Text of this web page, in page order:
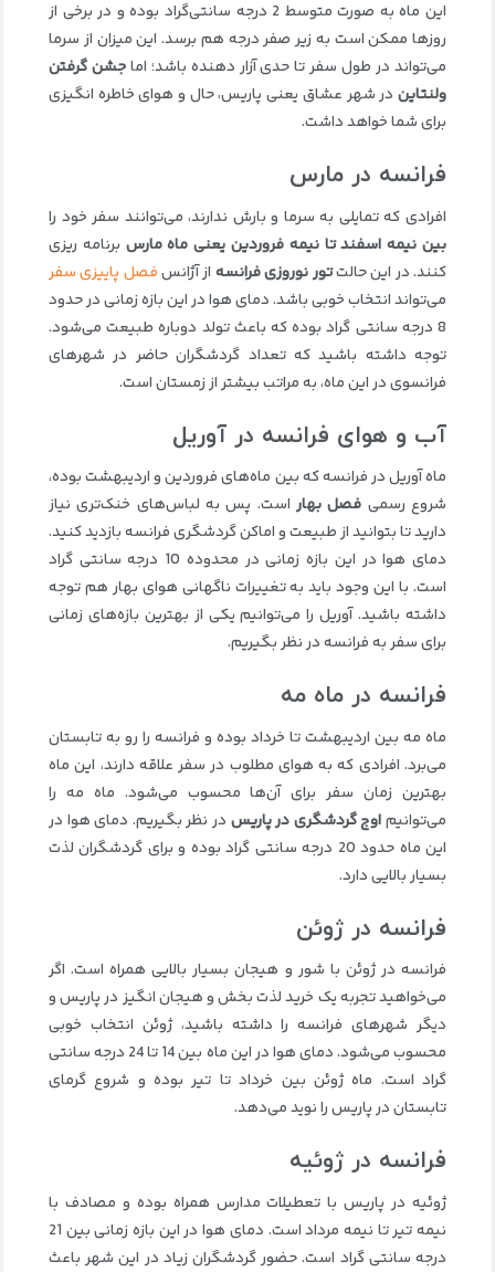
این ماه به صورت متوسط 2 درجه سانتی‌گراد بوده و در برخی از
روزها ممکن است به زیر صفر درجه هم برسد. این میزان از سرما
می‌تواند در طول سفر تا حدی آزار دهنده باشد؛ اماجشن گرفتن
ولنتاین در شهر عشاق یعنی پاریس، حال و هوای خاطره انگیزی
برای شما خواهد داشت.
فرانسه در مارس
افرادی که تمایلی به سرما و بارش ندارند، می‌توانند سفر خود را
بین نیمه اسفند تا نیمه فروردین یعنی ماه مارس برنامه ریزی
کنند. در این حالتتور نوروزی فرانسه از آژانسفصل پاییزی سفر
می‌تواند انتخاب خوبی باشد. دمای هوا در این بازه زمانی در حدود
8 درجه سانتی گراد بوده که باعث تولد دوباره طبیعت می‌شود.
توجه داشته باشید که تعداد گردشگران حاضر در شهرهای
فرانسوی در این ماه، به مراتب بیشتر از زمستان است.
آب و هوای فرانسه در آوریل
ماه آوریل در فرانسه که بین ماه‌های فروردین و اردیبهشت بوده،
شروع رسمی فصل بهار است. پس به لباس‌های خنک‌تری نیاز
دارید تا بتوانید از طبیعت و اماکن گردشگری فرانسه بازدید کنید.
دمای هوا در این بازه زمانی در محدوده 10 درجه سانتی گراد
است. با این وجود باید به تغییرات ناگهانی هوای بهار هم توجه
داشته باشید. آوریل را می‌توانیم یکی از بهترین بازه‌های زمانی
برای سفر به فرانسه در نظر بگیریم.
فرانسه در ماه مه
ماه مه بین اردیبهشت تا خرداد بوده و فرانسه را رو به تابستان
می‌برد. افرادی که به هوای مطلوب در سفر علاقه دارند، این ماه
بهترین زمان سفر برای آن‌ها محسوب می‌شود. ماه مه را
می‌توانیماوج گردشگری در پاریس در نظر بگیریم. دمای هوا در
این ماه حدود 20 درجه سانتی‌ گراد بوده و برای گردشگران لذت
بسیار بالایی دارد.
فرانسه در ژوئن
فرانسه در ژوئن با شور و هیجان بسیار بالایی همراه است. اگر
می‌خواهید تجربه یک خرید لذت‌ بخش و هیجان انگیز در پاریس و
دیگر شهرهای فرانسه را داشته باشید، ژوئن انتخاب خوبی
محسوب می‌شود. دمای هوا در این ماه بین 14 تا 24 درجه سانتی
گراد است. ماه ژوئن بین خرداد تا تیر بوده و شروع گرمای
تابستان در پاریس را نوید می‌دهد.
فرانسه در ژوئیه
ژوئیه در پاریس با تعطیلات مدارس همراه بوده و مصادف با
نیمه تیر تا نیمه مرداد است. دمای هوا در این بازه زمانی بین 21
درجه سانتی گراد است. حضور گردشگران زیاد در این شهر باعث